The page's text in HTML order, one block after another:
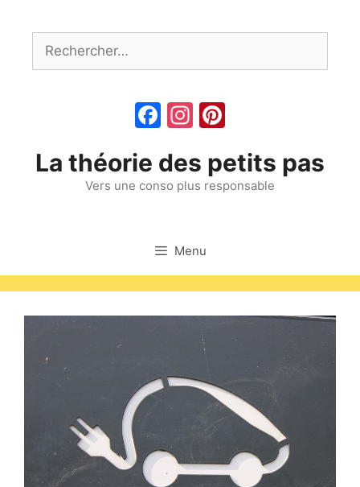
contenuRechercher :
Facebook
Instagram
La théorie des petits pas
Vers une conso plus responsable
Menu